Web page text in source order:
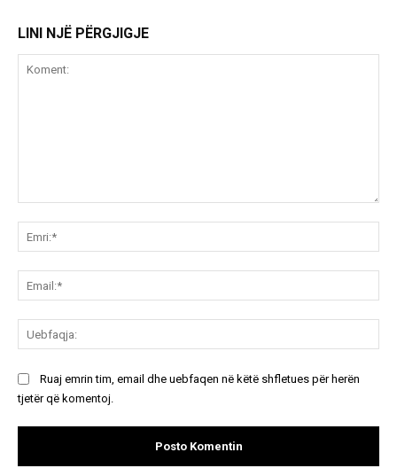
LINI NJË PËRGJIGJE
Ruaj emrin tim, email dhe uebfaqen në këtë shfletues për herën
tjetër që komentoj.